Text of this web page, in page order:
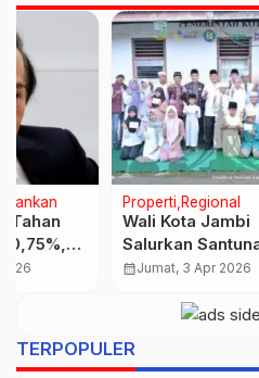
Nasional
RS Dilarang Tolak
Pasien PBI-JK,
Reaktivasi Cepat
calendar_month Jumat, 6 Feb 2026
TERPOPULER